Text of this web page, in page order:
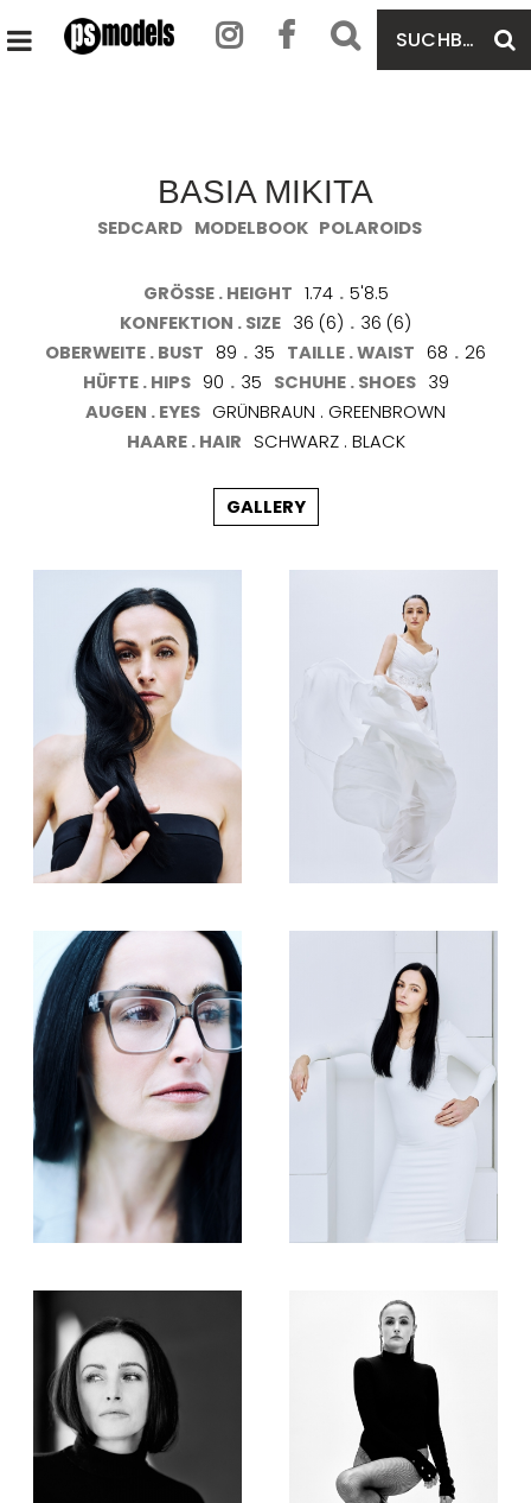
SUCHBEGRIFF
EINGEBEN
HAUPTMENÜ
BASIA MIKITA
SEDCARD MODELBOOK POLAROIDS
GRÖSSE . HEIGHT 1.74 . 5'8.5
KONFEKTION . SIZE 36 (6) . 36 (6)
OBERWEITE . BUST 89 . 35 TAILLE . WAIST 68 . 26
HÜFTE . HIPS 90 . 35 SCHUHE . SHOES 39
AUGEN . EYES GRÜNBRAUN . GREENBROWN
HAARE . HAIR SCHWARZ . BLACK
GALLERY